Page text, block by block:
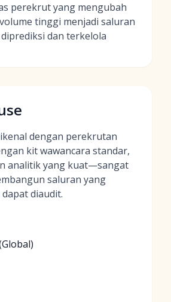
perekrut yang mengubah
tinggi menjadi saluran
dan terkelola
dengan perekrutan
kit wawancara standar,
analitik yang kuat—sangat
saluran yang
diaudit.